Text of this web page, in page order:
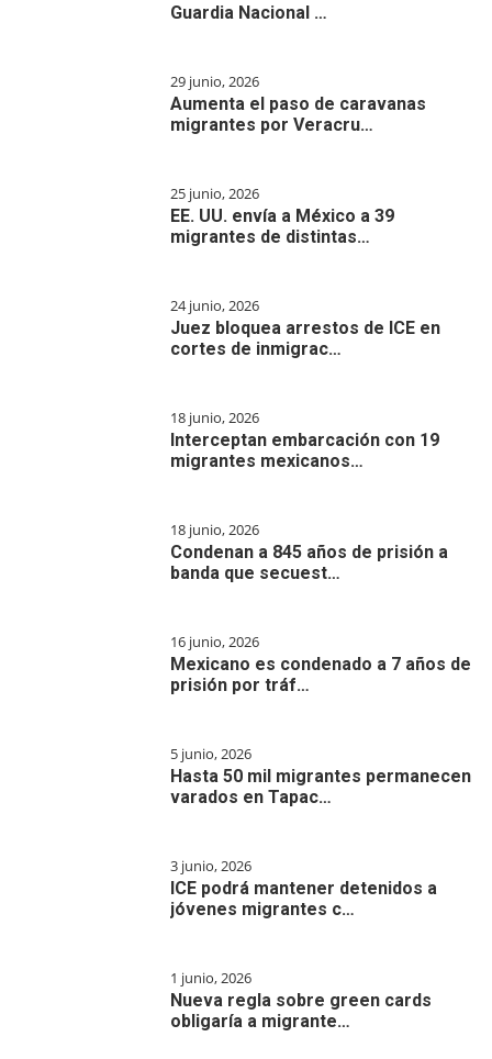
Guardia Nacional …
29 junio, 2026
Aumenta el paso de caravanas
migrantes por Veracru…
25 junio, 2026
EE. UU. envía a México a 39
migrantes de distintas…
24 junio, 2026
Juez bloquea arrestos de ICE en
cortes de inmigrac…
18 junio, 2026
Interceptan embarcación con 19
migrantes mexicanos…
18 junio, 2026
Condenan a 845 años de prisión a
banda que secuest…
16 junio, 2026
Mexicano es condenado a 7 años de
prisión por tráf…
5 junio, 2026
Hasta 50 mil migrantes permanecen
varados en Tapac…
3 junio, 2026
ICE podrá mantener detenidos a
jóvenes migrantes c…
1 junio, 2026
Nueva regla sobre green cards
obligaría a migrante…